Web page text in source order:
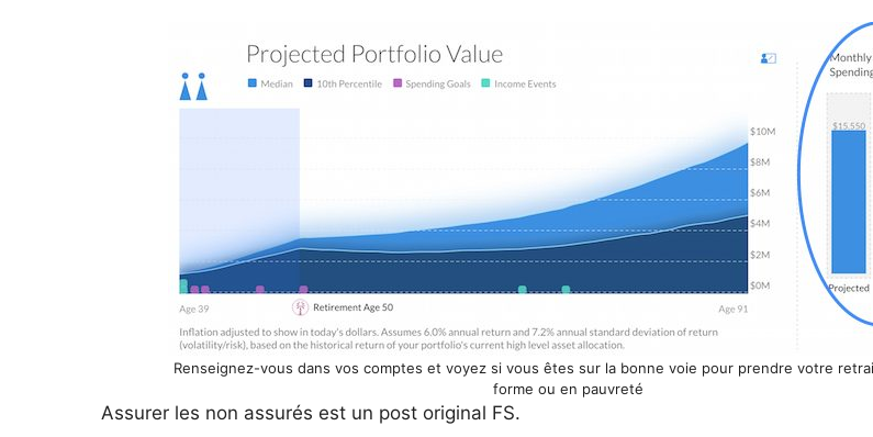
Renseignez-vous dans vos comptes et voyez si vous êtes sur la bonne voie pour prendre votre
forme ou en pauvreté
Assurer les non assurés est un post original FS.